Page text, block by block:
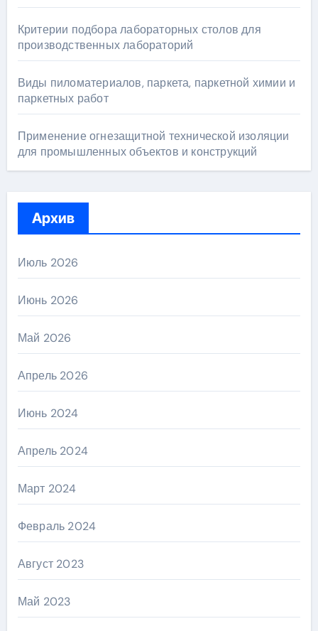
Критерии подбора лабораторных столов для
производственных лабораторий
Виды пиломатериалов, паркета, паркетной химии и
паркетных работ
Применение огнезащитной технической изоляции
для промышленных объектов и конструкций
Архив
Июль 2026
Июнь 2026
Май 2026
Апрель 2026
Июнь 2024
Апрель 2024
Март 2024
Февраль 2024
Август 2023
Май 2023